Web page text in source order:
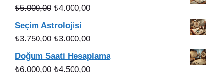
₺5.000,00 Orijinal
fiyat:
₺5.000,00.
₺4.000,00Şu
fiyat:
Seçim Astrolojisi
₺3.750,00 Orijinal
fiyat:
₺3.750,00.
₺3.000,00Şu
andaki
fiyat:
Doğum Saati Hesaplama
₺6.000,00 Orijinal
₺4.500,00Şu